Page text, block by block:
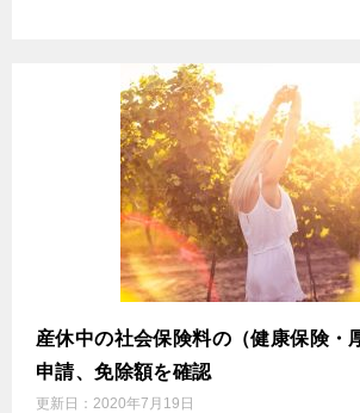
産休中の社会保険料の（健康保険・
申請、免除額を確認
更新日： 2020年7月19日